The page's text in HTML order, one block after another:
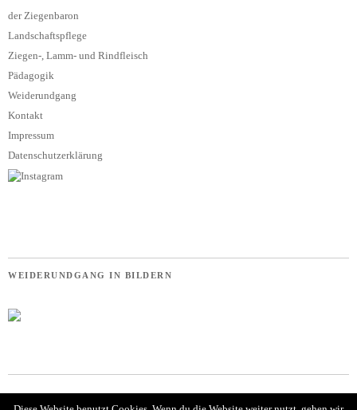
der Ziegenbaron
Landschaftspflege
Ziegen-, Lamm- und Rindfleisch
Pädagogik
Weiderundgang
Kontakt
Impressum
Datenschutzerklärung
WEIDERUNDGANG IN BILDERN